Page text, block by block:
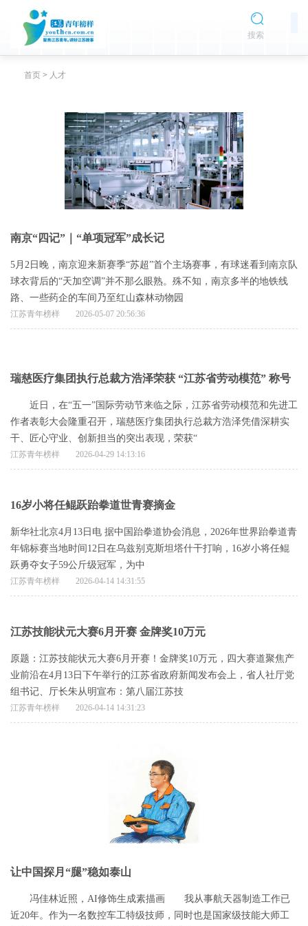
搜索
首页 > 人才
南京“四记”｜“单项冠军”成长记
5月2日晚，南京迎来新赛季“苏超”首个主场赛事，有球迷看到南京队
球衣背后的“天加空调”并不那么眼熟。殊不知，南京多半的地铁线
路、一些药企的车间乃至红山森林动物园
江苏青年榜样 2026-05-07 20:56:36
瑞慈医疗集团执行总裁方浩泽荣获 “江苏省劳动模范” 称号
近日，在“五一”国际劳动节来临之际，江苏省劳动模范和先进工
作者表彰大会隆重召开，瑞慈医疗集团执行总裁方浩泽凭借深耕实
干、匠心守业、创新担当的突出表现，荣获“
江苏青年榜样 2026-04-29 14:13:16
16岁小将任鲲跃跆拳道世青赛摘金
新华社北京4月13日电 据中国跆拳道协会消息，2026年世界跆拳道青
年锦标赛当地时间12日在乌兹别克斯坦塔什干打响，16岁小将任鲲
跃勇夺女子59公斤级冠军，为中
江苏青年榜样 2026-04-14 14:31:55
江苏技能状元大赛6月开赛 金牌奖10万元
原题：江苏技能状元大赛6月开赛！金牌奖10万元，四大赛道聚焦产
业前沿在4月13日下午举行的江苏省政府新闻发布会上，省人社厅党
组书记、厅长朱从明宣布：第八届江苏技
江苏青年榜样 2026-04-14 14:31:23
让中国探月“腿”稳如泰山
冯佳林近照，AI修饰生成素描画 我从事航天器制造工作已
近20年。作为一名数控车工特级技师，同时也是国家级技能大师工